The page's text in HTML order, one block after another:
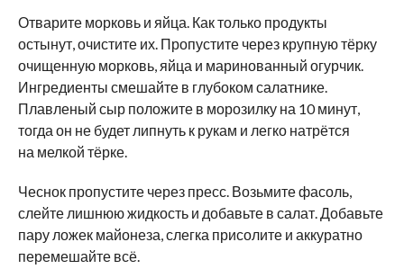
Отварите морковь и яйца. Как только продукты
остынут, очистите их. Пропустите через крупную тёрку
очищенную морковь, яйца и маринованный огурчик.
Ингредиенты смешайте в глубоком салатнике.
Плавленый сыр положите в морозилку на 10 минут,
тогда он не будет липнуть к рукам и легко натрётся
на мелкой тёрке.
Чеснок пропустите через пресс. Возьмите фасоль,
слейте лишнюю жидкость и добавьте в салат. Добавьте
пару ложек майонеза, слегка присолите и аккуратно
перемешайте всё.